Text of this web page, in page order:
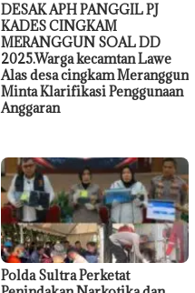
DESAK APH PANGGIL PJ
KADES CINGKAM
MERANGGUN SOAL DD
2025.Warga kecamtan Lawe
Alas desa cingkam Meranggun
Minta Klarifikasi Penggunaan
Anggaran
Polda Sultra Perketat